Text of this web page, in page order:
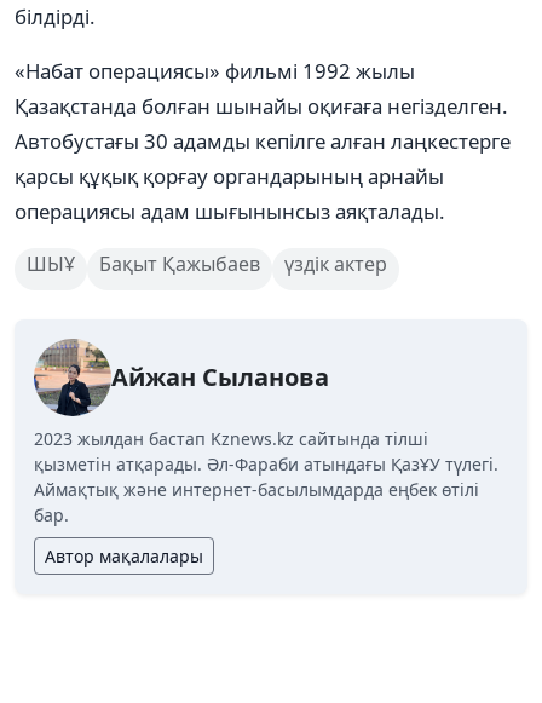
білдірді.
«Набат операциясы» фильмі 1992 жылы
Қазақстанда болған шынайы оқиғаға негізделген.
Автобустағы 30 адамды кепілге алған лаңкестерге
қарсы құқық қорғау органдарының арнайы
операциясы адам шығынынсыз аяқталады.
ШЫҰ Бақыт Қажыбаев үздік актер
Айжан Сыланова
2023 жылдан бастап Kznews.kz сайтында тілші
қызметін атқарады. Әл-Фараби атындағы ҚазҰУ түлегі.
Аймақтық және интернет-басылымдарда еңбек өтілі
бар.
Автор мақалалары